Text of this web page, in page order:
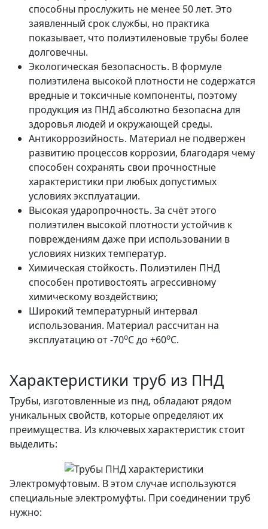
способны прослужить не менее 50 лет. Это
заявленный срок службы, но практика
показывает, что полиэтиленовые трубы более
долговечны.
Экологическая безопасность. В формуле
полиэтилена высокой плотности не содержатся
вредные и токсичные компоненты, поэтому
продукция из ПНД абсолютно безопасна для
здоровья людей и окружающей среды.
Антикоррозийность. Материал не подвержен
развитию процессов коррозии, благодаря чему
способен сохранять свои прочностные
характеристики при любых допустимых
условиях эксплуатации.
Высокая ударопрочность. За счёт этого
полиэтилен высокой плотности устойчив к
повреждениям даже при использовании в
условиях низких температур.
Химическая стойкость. Полиэтилен ПНД
способен противостоять агрессивному
химическому воздействию;
Широкий температурный интервал
использования. Материал рассчитан на
эксплуатацию от -70оС до +60оС.
Характеристики труб из ПНД
Трубы, изготовленные из пнд, обладают рядом
уникальных свойств, которые определяют их
преимущества. Из ключевых характеристик стоит
выделить:
Электромуфтовым. В этом случае используются
специальные электромуфты. При соединении труб
нужно: